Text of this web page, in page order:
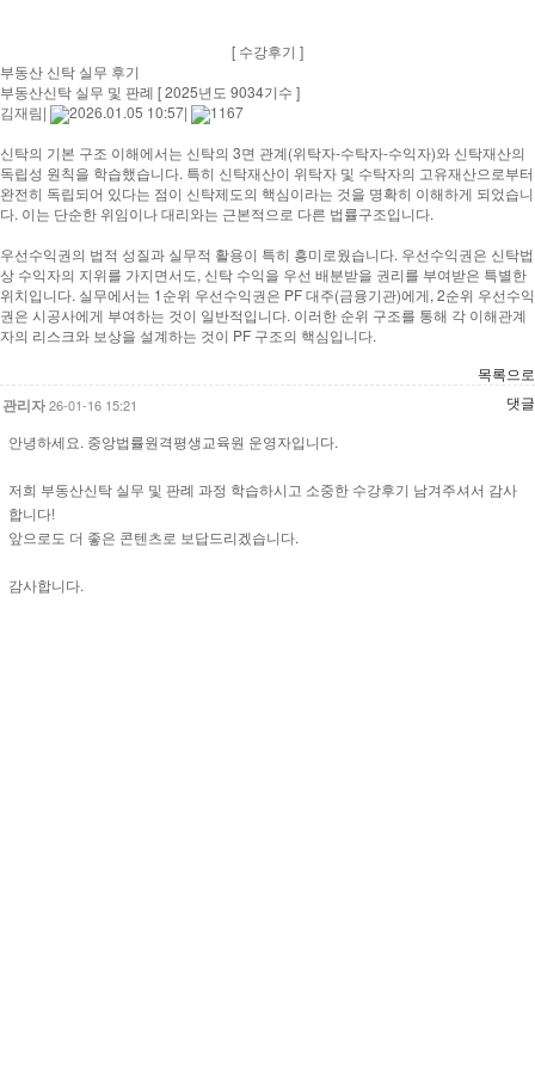
[ 수강후기 ]
부동산 신탁 실무 후기
부동산신탁 실무 및 판례 [ 2025년도 9034기수 ]
김재림| 2026.01.05 10:57|
1167
신탁의 기본 구조 이해에서는 신탁의 3면 관계(위탁자-수탁자-수익자)와 신탁재산의
독립성 원칙을 학습했습니다. 특히 신탁재산이 위탁자 및 수탁자의 고유재산으로부터
완전히 독립되어 있다는 점이 신탁제도의 핵심이라는 것을 명확히 이해하게 되었습니
다. 이는 단순한 위임이나 대리와는 근본적으로 다른 법률구조입니다.
우선수익권의 법적 성질과 실무적 활용이 특히 흥미로웠습니다. 우선수익권은 신탁법
상 수익자의 지위를 가지면서도, 신탁 수익을 우선 배분받을 권리를 부여받은 특별한
위치입니다. 실무에서는 1순위 우선수익권은 PF 대주(금융기관)에게, 2순위 우선수익
권은 시공사에게 부여하는 것이 일반적입니다. 이러한 순위 구조를 통해 각 이해관계
자의 리스크와 보상을 설계하는 것이 PF 구조의 핵심입니다.​
목록으로
관리자26-01-16 15:21
댓글
안녕하세요. 중앙법률원격평생교육원 운영자입니다.
저희 부동산신탁 실무 및 판례 과정 학습하시고 소중한 수강후기 남겨주셔서 감사
합니다!
앞으로도 더 좋은 콘텐츠로 보답드리겠습니다.
감사합니다.